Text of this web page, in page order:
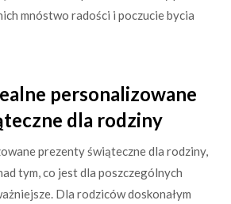
mnóstwo radości i poczucie bycia
personalizowane
dla rodziny
prezenty świąteczne dla rodziny,
tym, co jest dla poszczególnych
Dla rodziców doskonałym